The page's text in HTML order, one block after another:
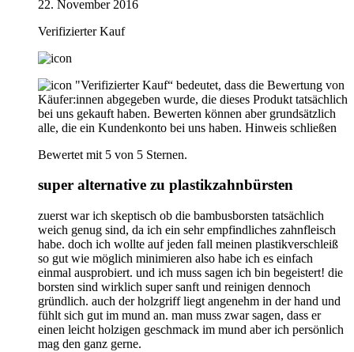
22. November 2016
Verifizierter Kauf
"Verifizierter Kauf“ bedeutet, dass die Bewertung von
Käufer:innen abgegeben wurde, die dieses Produkt tatsächlich
bei uns gekauft haben. Bewerten können aber grundsätzlich
alle, die ein Kundenkonto bei uns haben. Hinweis schließen
Bewertet mit 5 von 5 Sternen.
super alternative zu plastikzahnbürsten
zuerst war ich skeptisch ob die bambusborsten tatsächlich
weich genug sind, da ich ein sehr empfindliches zahnfleisch
habe. doch ich wollte auf jeden fall meinen plastikverschleiß
so gut wie möglich minimieren also habe ich es einfach
einmal ausprobiert. und ich muss sagen ich bin begeistert! die
borsten sind wirklich super sanft und reinigen dennoch
gründlich. auch der holzgriff liegt angenehm in der hand und
fühlt sich gut im mund an. man muss zwar sagen, dass er
einen leicht holzigen geschmack im mund aber ich persönlich
mag den ganz gerne.